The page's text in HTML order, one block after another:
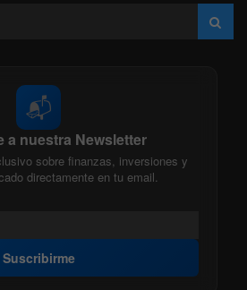
📬
a nuestra Newsletter
sobre finanzas, inversiones y
directamente en tu email.
Suscribirme